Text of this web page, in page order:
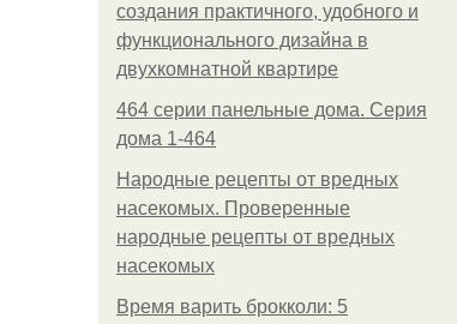
создания практичного, удобного и
функционального дизайна в
двухкомнатной квартире
464 серии панельные дома. Серия
дома 1-464
Народные рецепты от вредных
насекомых. Проверенные
народные рецепты от вредных
насекомых
Время варить брокколи: 5